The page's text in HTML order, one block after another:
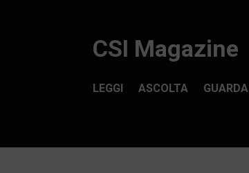
CSI Magazine
ASCOLTA GUARDA
LEGGI